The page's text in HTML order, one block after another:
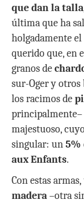
que dan la talla
última que ha
holgadamente el
querido que, en
granos de
sur-Oger y otros
los racimos de
principalmente–
majestuoso,
singular: un5%
aux Enfants.
Con estas
madera–otra